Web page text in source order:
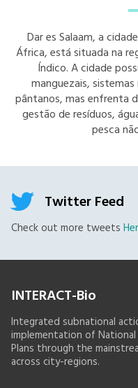
Dar es Salaam, a
África, está situada na
Índico. A cidade
manguezais,
pântanos, mas enfrenta
gestão de resíduos,
pesca
Twitter Feed
Check out more tweets
INTERACT-Bio
Integrated subnational
implementation of
Plans through the
across city-regions.